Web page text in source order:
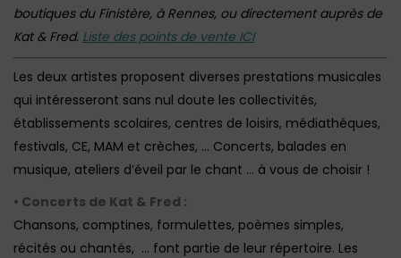
boutiques du Finistère, à Rennes, ou directement auprès de
Kat & Fred. Liste des points de vente ICI
Les deux artistes proposent diverses prestations musicales
qui intéresseront sans nul doute les collectivités,
établissements scolaires, centres de loisirs, médiathèques,
festivals, CE, MAM et crèches, … Concerts, balades en
musique, ateliers d’éveil par le chant … à vous de choisir !
• Concerts de Kat & Fred :
Chansons, comptines, formulettes, poèmes simples,
récités ou chantés, … font partie de leur répertoire. Les